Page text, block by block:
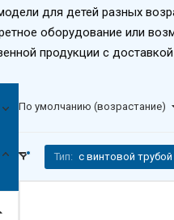
для детей разных
оборудование или
продукции с
По умолчанию (возрастание)
Тип: с винтовой трубой